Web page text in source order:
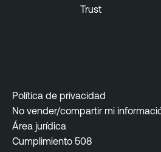
Trust
Política de privacidad
No vender/compartir mi
Área jurídica
Cumplimiento 508